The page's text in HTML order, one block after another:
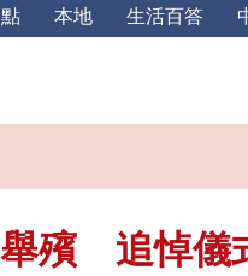
本地 生活百答
殯 追悼儀